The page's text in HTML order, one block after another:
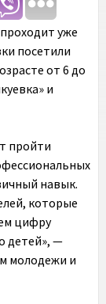
уже
посетили
от 6 до
и
пройти
навык.
которые
цифру
детей», —
молодежи и